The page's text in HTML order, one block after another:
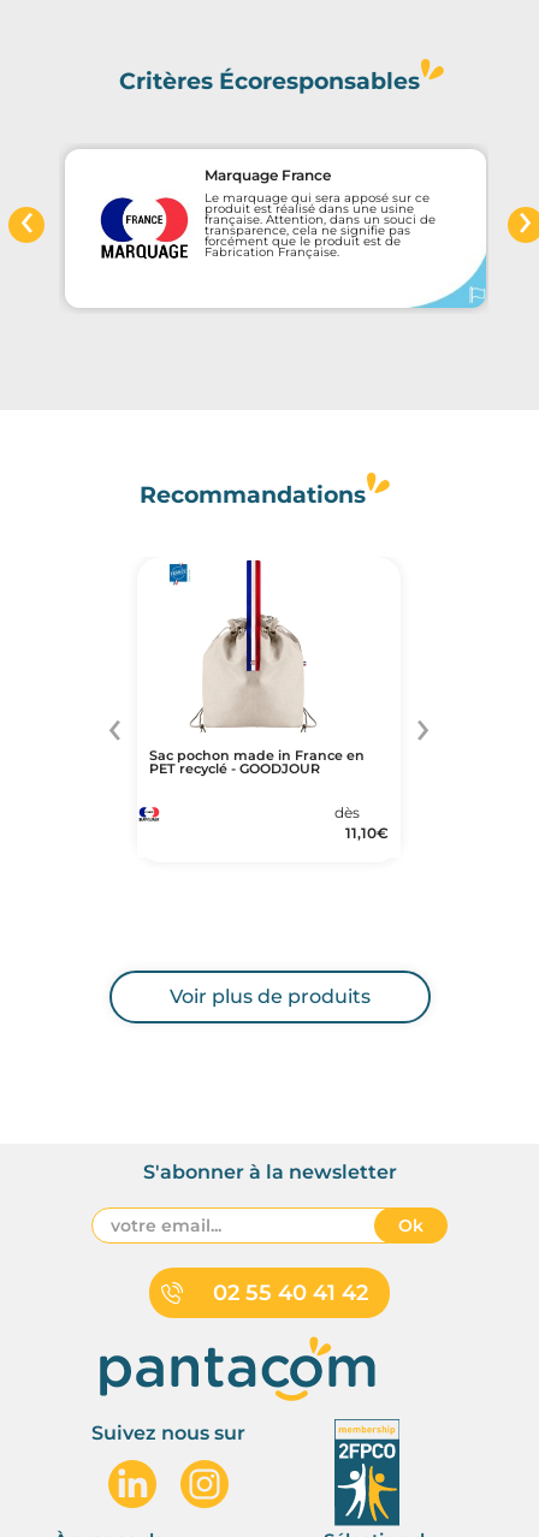
Critères Écoresponsables
Marquage France
Le marquage qui sera apposé sur ce
produit est réalisé dans une usine
française. Attention, dans un souci de
transparence, cela ne signifie pas
forcément que le produit est de
Fabrication Française.
‹ ›
Recommandations
Sac pochon made in France en
PET recyclé - GOODJOUR
dès
11,10€
‹ ›
Voir plus de produits
02 55 40 41 42
S'abonner à la newsletter
Ok
Suivez nous sur